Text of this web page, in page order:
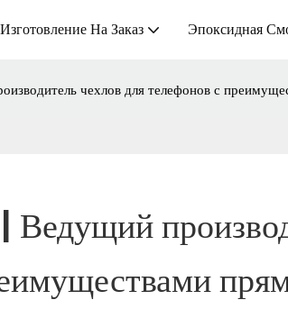
Изготовление На Заказ Эпоксидная
чехлов для телефонов с
Ведущий